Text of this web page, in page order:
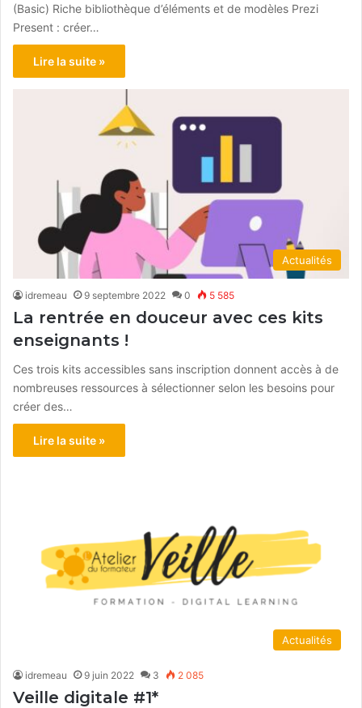
(Basic) Riche bibliothèque d’éléments et de modèles Prezi
Present : créer…
Lire la suite »
Actualités
idremeau 9 septembre 2022 0 5 585
La rentrée en douceur avec ces kits
enseignants !
Ces trois kits accessibles sans inscription donnent accès à de
nombreuses ressources à sélectionner selon les besoins pour
créer des…
Lire la suite »
Actualités
idremeau 9 juin 2022 3 2 085
Veille digitale #1*